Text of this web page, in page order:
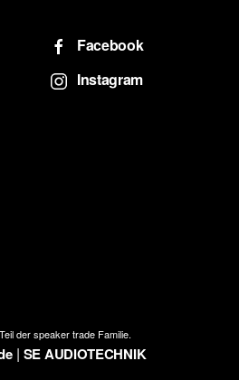
Facebook
Instagram
der speaker trade Familie.
| SE AUDIOTECHNIK